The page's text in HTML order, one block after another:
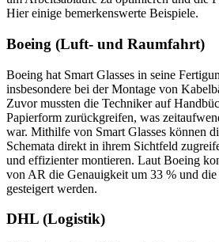
Hier einige bemerkenswerte Beispiele.
Boeing (Luft- und Raumfahrt)
Boeing hat Smart Glasses in seine
insbesondere bei der Montage von
Zuvor mussten die Techniker auf
Papierform zurückgreifen, was
war. Mithilfe von Smart Glasses können
Schemata direkt in ihrem Sichtfeld
und effizienter montieren. Laut Boeing
von AR die Genauigkeit um 33 % und
gesteigert werden.
DHL (Logistik)